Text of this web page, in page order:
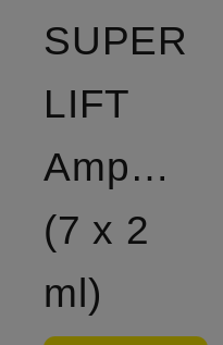
SUPER
LIFT
Ampuller
(7 x 2
ml)